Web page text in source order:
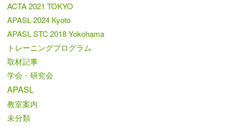
ACTA 2021 TOKYO
APASL 2024 Kyoto
APASL STC 2018 Yokohama
トレーニングプログラム
取材記事
学会・研究会
APASL
教室案内
未分類